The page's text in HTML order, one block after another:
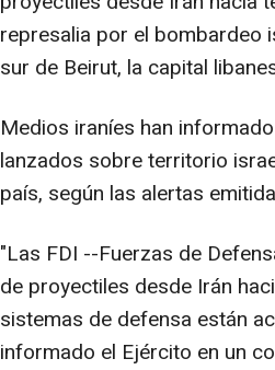
represalia por el bombardeo
sur de Beirut, la capital
Medios iraníes han
lanzados sobre territorio
país, según las alertas
"Las FDI --Fuerzas de
de proyectiles desde Irán
sistemas de defensa están
informado el Ejército en un